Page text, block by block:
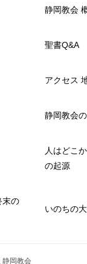
静岡教会
聖書Q&A
アクセス
静岡教会
人はどこ
の起源
の
いのちの
静岡教会